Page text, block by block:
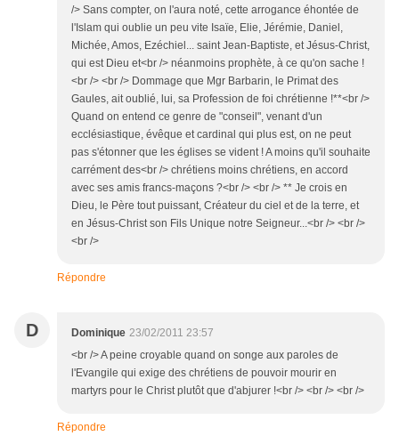
/> Sans compter, on l'aura noté, cette arrogance éhontée de
l'Islam qui oublie un peu vite Isaïe, Elie, Jérémie, Daniel,
Michée, Amos, Ezéchiel... saint Jean-Baptiste, et Jésus-Christ,
qui est Dieu et<br /> néanmoins prophète, à ce qu'on sache !
<br /> <br /> Dommage que Mgr Barbarin, le Primat des
Gaules, ait oublié, lui, sa Profession de foi chrétienne !**<br />
Quand on entend ce genre de "conseil", venant d'un
ecclésiastique, évêque et cardinal qui plus est, on ne peut
pas s'étonner que les églises se vident ! A moins qu'il souhaite
carrément des<br /> chrétiens moins chrétiens, en accord
avec ses amis francs-maçons ?<br /> <br /> ** Je crois en
Dieu, le Père tout puissant, Créateur du ciel et de la terre, et
en Jésus-Christ son Fils Unique notre Seigneur...<br /> <br />
<br />
Répondre
D Dominique 23/02/2011 23:57
<br /> A peine croyable quand on songe aux paroles de
l'Evangile qui exige des chrétiens de pouvoir mourir en
martyrs pour le Christ plutôt que d'abjurer !<br /> <br /> <br />
Répondre